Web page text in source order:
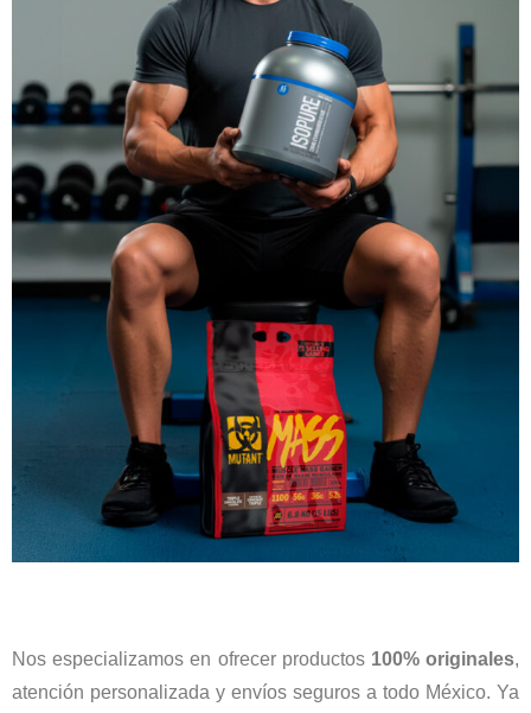
Nos especializamos en ofrecer productos 100% originales,
atención personalizada y envíos seguros a todo México. Ya